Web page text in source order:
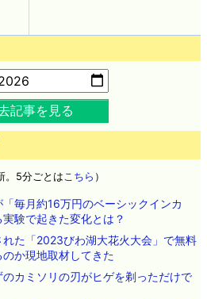
記事を見る
。5分ごとは こちら ）
毎月約16万円のベーシックインカ
験で起きた変化とは？
れた「2023びわ湖大花火大会」で無料
か現地取材してきた
カミソリの刃がヒゲを剃っただけで